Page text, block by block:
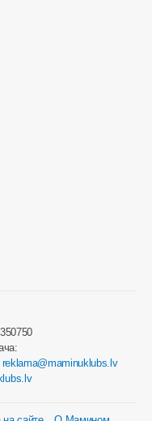
reklama@maminuklubs.lv